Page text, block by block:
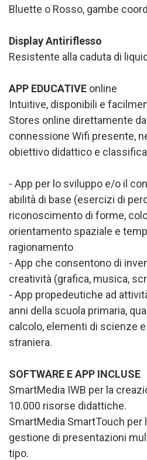
Bluette o Rosso, gambe
Display Antiriflesso
Resistente alla caduta di
APP EDUCATIVE online
Intuitive, disponibili e
Stores online direttamente
connessione Wifi presente,
obiettivo didattico e
- App per lo sviluppo e/o il
abilità di base (esercizi di
riconoscimento di forme,
orientamento spaziale e
ragionamento
- App che consentono di
creatività (grafica, musica,
- App propedeutiche ad
anni della scuola primaria,
calcolo, elementi di scienze
straniera.
SOFTWARE E APP INCLUSE
SmartMedia IWB per la
10.000 risorse didattiche.
SmartMedia SmartTouch per
gestione di presentazioni
tipo.